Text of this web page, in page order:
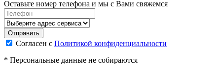
Оставьте номер телефона и мы с Вами свяжемся
Согласен с Политикой конфиденциальности
* Персональные данные не собираются